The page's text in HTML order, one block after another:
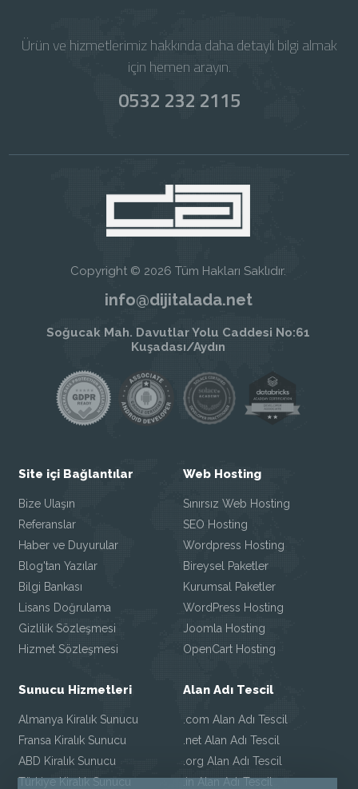
Ürün ve hizmetlerimiz hakkında daha detaylı bilgi almak
için hemen arayın.
0532 232 2115
Copyright © 2026 Tüm Hakları Saklıdır.
info@dijitalada.net
Soğucak Mah. Davutlar Yolu Caddesi No:61
Kuşadası/Aydın
Site içi Bağlantılar
Bize Ulaşın
Referanslar
Haber ve Duyurular
Blog'tan Yazılar
Bilgi Bankası
Lisans Doğrulama
Gizlilik Sözleşmesi
Hizmet Sözleşmesi
Web Hosting
Sınırsız Web Hosting
SEO Hosting
Wordpress Hosting
Bireysel Paketler
Kurumsal Paketler
WordPress Hosting
Joomla Hosting
OpenCart Hosting
Sunucu Hizmetleri
Almanya Kiralık Sunucu
Fransa Kiralık Sunucu
ABD Kiralık Sunucu
Türkiye Kiralık Sunucu
Alan Adı Tescil
.com Alan Adı Tescil
.net Alan Adı Tescil
.org Alan Adı Tescil
.in Alan Adı Tescil